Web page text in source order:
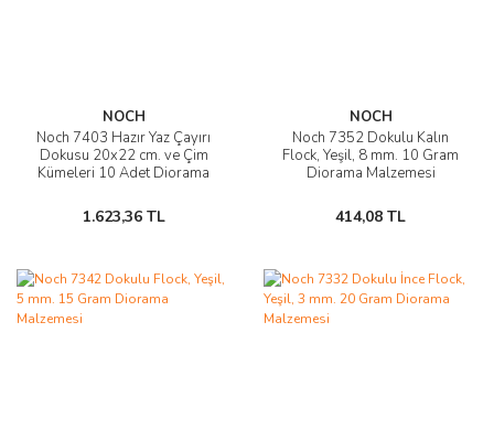
NOCH
Noch 7403 Hazır Yaz Çayırı
Dokusu 20x22 cm. ve Çim
Kümeleri 10 Adet Diorama
1.623,36 TL
NOCH
Noch 7352 Dokulu Kalın
Flock, Yeşil, 8 mm. 10 Gram
Diorama Malzemesi
414,08 TL